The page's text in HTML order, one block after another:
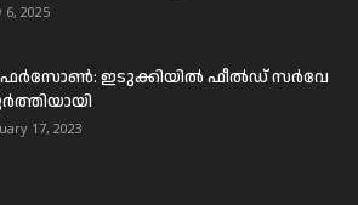
6, 2025
ഇടുക്കിയില്‍ ഫീല്‍ഡ് സര്‍വേ
17, 2023